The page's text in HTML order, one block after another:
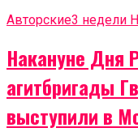
Авторские3 недели
Накануне Дня
агитбригады
выступили в